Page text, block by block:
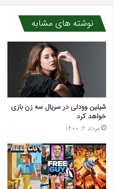
نوشته های مشابه
شیلین وودلی در سریال سه زن بازی
خواهد کرد
مرداد 2, 1400